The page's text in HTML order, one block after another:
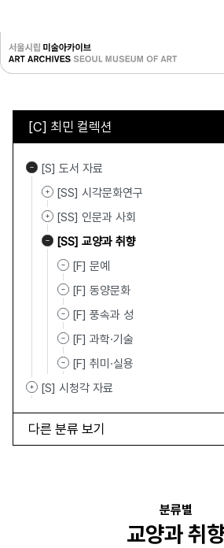
[C] 최민 컬렉션
[S] 도서 자료
[SS] 시각문화연구
[SS] 인문과 사회
[SS] 교양과 취향
[F] 문예
[F] 동양문화
[F] 풍속과 성
[F] 과학·기술
[F] 취미·실용
[S] 시청각 자료
다른 분류 보기
분류별
교양과 취